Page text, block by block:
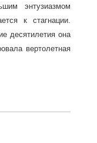
энтузиазмом
к стагнации.
десятилетия она
вертолетная